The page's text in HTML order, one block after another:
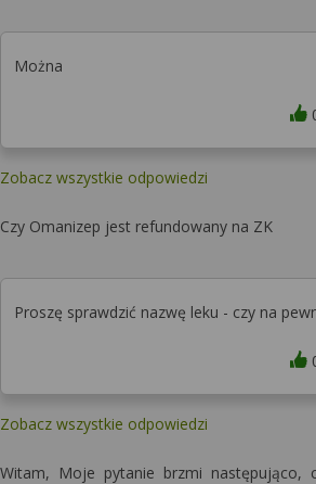
Można
Zobacz wszystkie odpowiedzi
Czy Omanizep jest refundowany na ZK
Proszę sprawdzić nazwę leku - czy na
Zobacz wszystkie odpowiedzi
Witam, Moje pytanie brzmi